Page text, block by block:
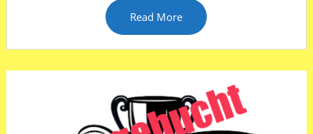
Read More